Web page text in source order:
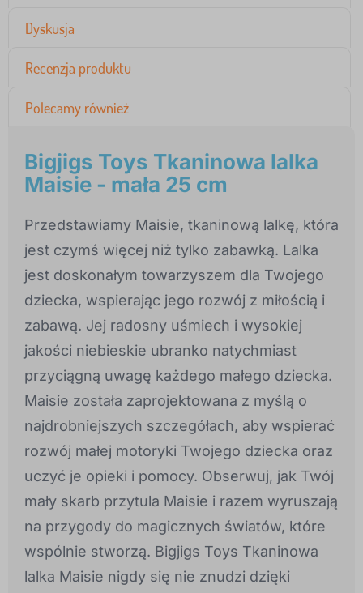
Dyskusja
Recenzja produktu
Polecamy również
Bigjigs Toys Tkaninowa lalka
Maisie - mała 25 cm
Przedstawiamy Maisie, tkaninową lalkę, która
jest czymś więcej niż tylko zabawką. Lalka
jest doskonałym towarzyszem dla Twojego
dziecka, wspierając jego rozwój z miłością i
zabawą. Jej radosny uśmiech i wysokiej
jakości niebieskie ubranko natychmiast
przyciągną uwagę każdego małego dziecka.
Maisie została zaprojektowana z myślą o
najdrobniejszych szczegółach, aby wspierać
rozwój małej motoryki Twojego dziecka oraz
uczyć je opieki i pomocy. Obserwuj, jak Twój
mały skarb przytula Maisie i razem wyruszają
na przygody do magicznych światów, które
wspólnie stworzą. Bigjigs Toys Tkaninowa
lalka Maisie nigdy się nie znudzi dzięki